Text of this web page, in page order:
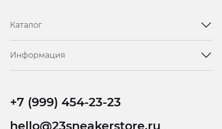
Каталог
Информация
+7 (999) 454-23-23
hello@23sneakerstore.ru